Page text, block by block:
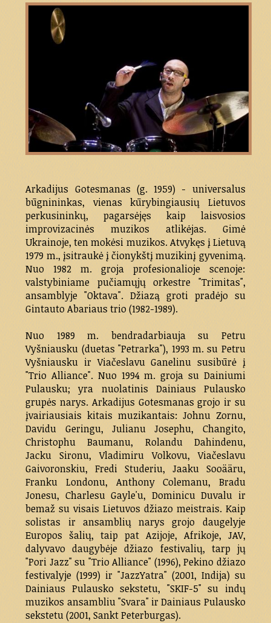
Arkadijus Gotesmanas (g. 1959) - universalus
būgnininkas, vienas kūrybingiausių Lietuvos
perkusininkų, pagarsėjęs kaip laisvosios
improvizacinės muzikos atlikėjas. Gimė
Ukrainoje, ten mokėsi muzikos. Atvykęs į Lietuvą
1979 m., įsitraukė į čionykštį muzikinį gyvenimą.
Nuo 1982 m. groja profesionalioje scenoje:
valstybiniame pučiamųjų orkestre "Trimitas",
ansamblyje "Oktava". Džiazą groti pradėjo su
Gintauto Abariaus trio (1982-1989).
Nuo 1989 m. bendradarbiauja su Petru
Vyšniausku (duetas "Petrarka"), 1993 m. su Petru
Vyšniausku ir Viačeslavu Ganelinu susibūrė į
"Trio Alliance". Nuo 1994 m. groja su Dainiumi
Pulausku; yra nuolatinis Dainiaus Pulausko
grupės narys. Arkadijus Gotesmanas grojo ir su
įvairiausiais kitais muzikantais: Johnu Zornu,
Davidu Geringu, Julianu Josephu, Changito,
Christophu Baumanu, Rolandu Dahindenu,
Jacku Sironu, Vladimiru Volkovu, Viačeslavu
Gaivoronskiu, Fredi Studeriu, Jaaku Sooääru,
Franku Londonu, Anthony Colemanu, Bradu
Jonesu, Charlesu Gayle'u, Dominicu Duvalu ir
bemaž su visais Lietuvos džiazo meistrais. Kaip
solistas ir ansamblių narys grojo daugelyje
Europos šalių, taip pat Azijoje, Afrikoje, JAV,
dalyvavo daugybėje džiazo festivalių, tarp jų
"Pori Jazz" su "Trio Alliance" (1996), Pekino džiazo
festivalyje (1999) ir "JazzYatra" (2001, Indija) su
Dainiaus Pulausko sekstetu, "SKIF-5" su indų
muzikos ansambliu "Svara" ir Dainiaus Pulausko
sekstetu (2001, Sankt Peterburgas).